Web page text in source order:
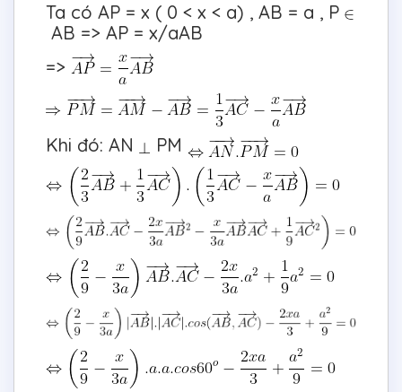
Ta có AP = x ( 0 < x < a) , AB = a , P
AB => AP = x/aAB
=>
Khi đó: AN PM